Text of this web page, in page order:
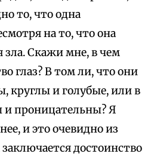
то, что одна
на то, что она
зла. Скажи мне, в чем
глаз? В том ли, что они
круглы и голубые, или в
и проницательны? Я
и это очевидно из
достоинство